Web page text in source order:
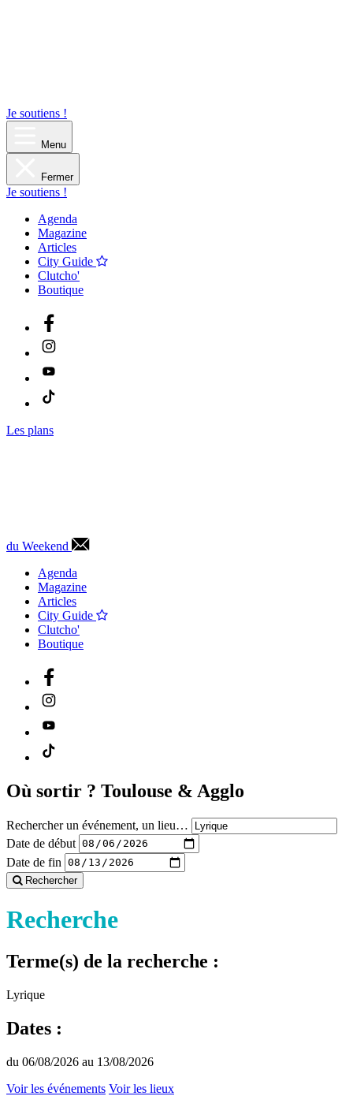
Je soutiens !
Menu
Fermer
Je soutiens !
Agenda
Magazine
Articles
City Guide
Clutcho'
Boutique
Les plans
du Weekend
Agenda
Magazine
Articles
City Guide
Clutcho'
Boutique
Où sortir ? Toulouse & Agglo
Rechercher un événement, un lieu…
Date de début
Date de fin
Rechercher
Recherche
Terme(s) de la recherche :
Lyrique
Dates :
du 06/08/2026 au 13/08/2026
Voir les événements Voir les lieux